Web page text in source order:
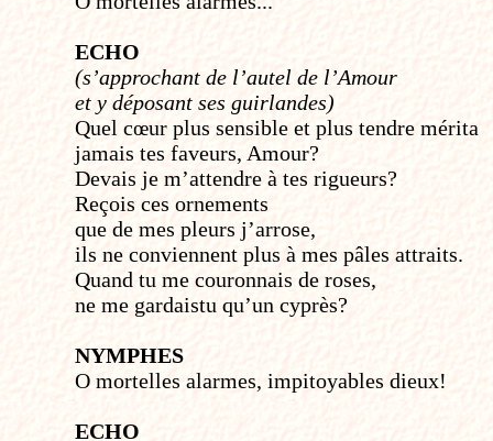
ECHO
(s’approchant de l’autel de l’Amour
et y déposant ses guirlandes)
Quel cœur plus sensible et plus tendre mérita
jamais tes faveurs, Amour?
Devais je m’attendre à tes rigueurs?
Reçois ces ornements
que de mes pleurs j’arrose,
ils ne conviennent plus à mes pâles attraits.
Quand tu me couronnais de roses,
ne me gardais­tu qu’un cyprès?
NYMPHES
O mortelles alarmes, impitoyables dieux!
ECHO